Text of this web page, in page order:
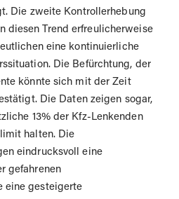
Die zweite Kontrollerhebung
diesen Trend erfreulicherweise
eine kontinuierliche
Die Befürchtung, der
könnte sich mit der Zeit
Die Daten zeigen sogar,
13% der Kfz-Lenkenden
halten. Die
eindrucksvoll eine
gefahrenen
eine gesteigerte